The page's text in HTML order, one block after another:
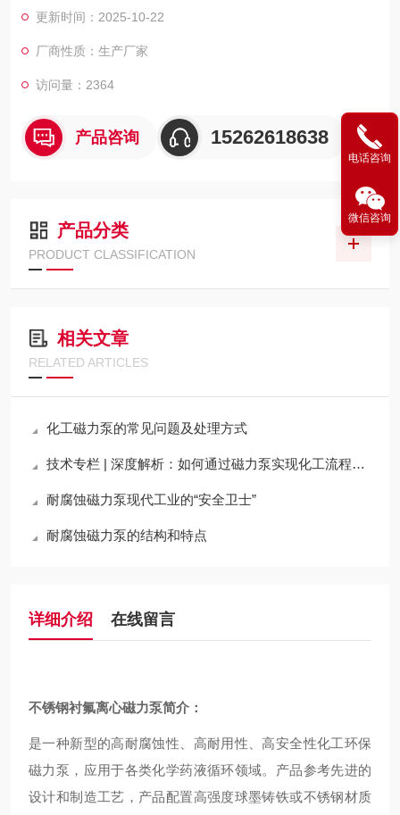
更新时间：2025-10-22
厂商性质：生产厂家
访问量：2364
产品咨询 15262618638
产品分类
PRODUCT CLASSIFICATION
相关文章
RELATED ARTICLES
化工磁力泵的常见问题及处理方式
技术专栏 | 深度解析：如何通过磁力泵实现化工流程的“零泄漏”与高可靠性运行
耐腐蚀磁力泵现代工业的“安全卫士”
耐腐蚀磁力泵的结构和特点
详细介绍 在线留言
不锈钢衬氟离心磁力泵简介：
是一种新型的高耐腐蚀性、高耐用性、高安全性化工环保
磁力泵，应用于各类化学药液循环领域。产品参考先进的
设计和制造工艺，产品配置高强度球墨铸铁或不锈钢材质
电话咨询
微信咨询